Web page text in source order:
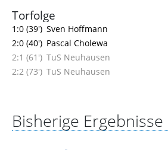
Torfolge
1:0 (39') Sven Hoffmann
2:0 (40') Pascal Cholewa
2:1 (61') TuS Neuhausen
2:2 (73') TuS Neuhausen
Bisherige Ergebnisse